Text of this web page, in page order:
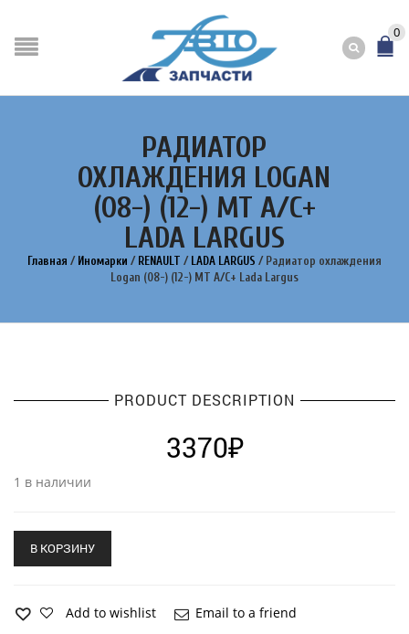
0
РАДИАТОР
ОХЛАЖДЕНИЯ LOGAN
(08-) (12-) MT A/C+
LADA LARGUS
Главная / Иномарки / RENAULT / LADA LARGUS / Радиатор охлаждения
Logan (08-) (12-) MT A/C+ Lada Largus
PRODUCT DESCRIPTION
3370₽
1 в наличии
В КОРЗИНУ
Add to wishlist Email to a friend